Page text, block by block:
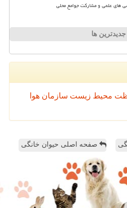
های علمی و مشارکت جوامع محلی
جدیدترین ها
محیط زیست سازمان هوا
صفحه اصلی حیوان خانگی